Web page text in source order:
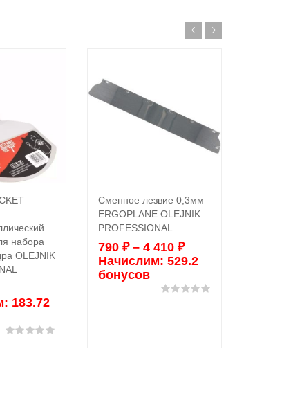
набора
OLEJNIK
183.72
Выбрать ...
Сменное лезвие 0,3мм
ERGOPLANE OLEJNIK
PROFESSIONAL
790 ₽– 4 410 ₽
Начислим: 529.2
бонусов